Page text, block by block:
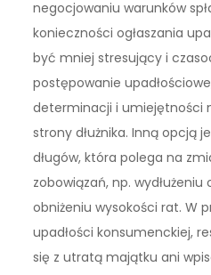
negocjowaniu warunków
konieczności ogłaszania
być mniej stresujący i
postępowanie
determinacji i umiejętności
strony dłużnika. Inną opcją
długów, która polega na
zobowiązań, np. wydłużeniu
obniżeniu wysokości rat. W
upadłości konsumenckiej,
się z utratą majątku ani